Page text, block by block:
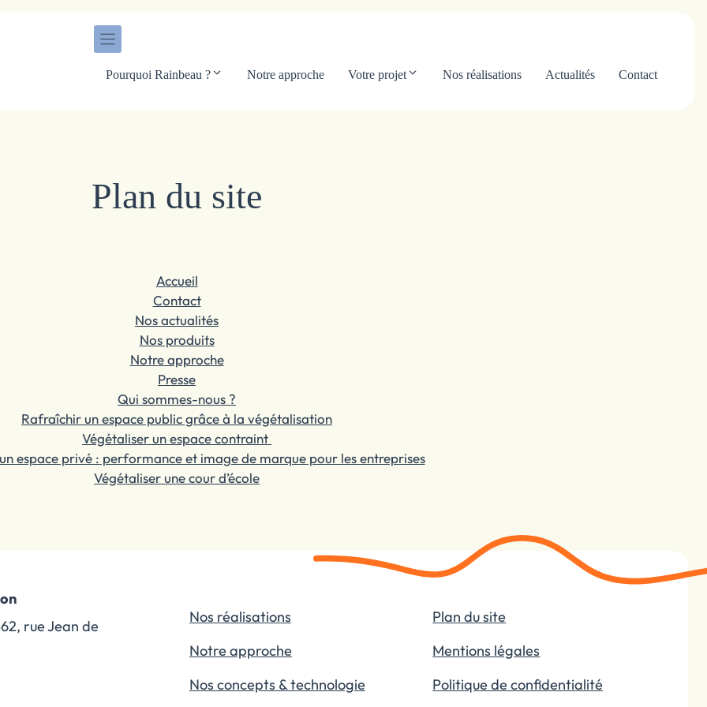
Pourquoi Rainbeau ? Notre approche Votre projet Nos réalisations Actualités Contact
Plan du site
Accueil
Contact
Nos actualités
Nos produits
Notre approche
Presse
Qui sommes-nous ?
Rafraîchir un espace public grâce à la végétalisation
Végétaliser un espace contraint
espace privé : performance et image de marque pour les entreprises
Végétaliser une cour d’école
rue Jean de
Nos réalisations
Notre approche
Nos concepts & technologie
Plan du site
Mentions légales
Politique de confidentialité